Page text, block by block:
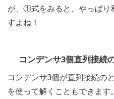
が、①式をみると、やっぱり
すよね！
コンデンサ3個直列接続
コンデンサ3個が直列接続の
を使って解くこともできます。